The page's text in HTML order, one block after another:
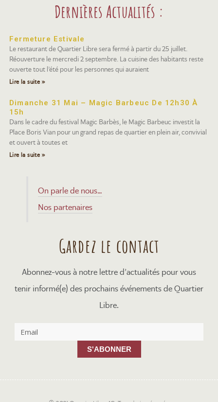
Dernières Actualités :
Fermeture Estivale
Le restaurant de Quartier Libre sera fermé à partir du 25 juillet.
Réouverture le mercredi 2 septembre. La cuisine des habitants reste
ouverte tout l’été pour les personnes qui auraient
Lire la suite »
Dimanche 31 Mai – Magic Barbeuc De 12h30 À
15h
Dans le cadre du festival Magic Barbès, le Magic Barbeuc investit la
Place Boris Vian pour un grand repas de quartier en plein air, convivial
et ouvert à toutes et
Lire la suite »
On parle de nous…
Nos partenaires
Gardez le contact
Abonnez-vous à notre lettre d’actualités pour vous
tenir informé(e) des prochains événements de Quartier
Libre.
S'ABONNER